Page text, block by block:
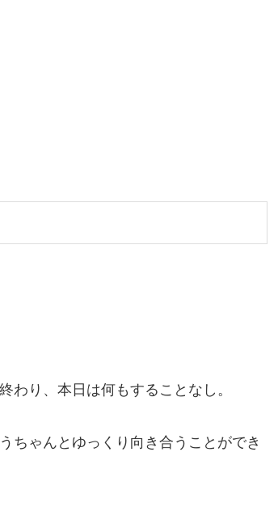
わり、本日は何もすることなし。
ちゃんとゆっくり向き合うことができ